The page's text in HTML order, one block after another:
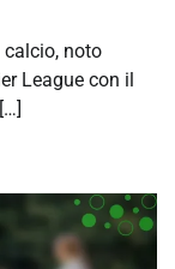
calcio, noto
League con il